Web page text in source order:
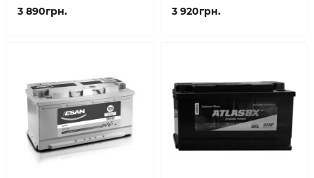
3 890грн. 3 920грн.